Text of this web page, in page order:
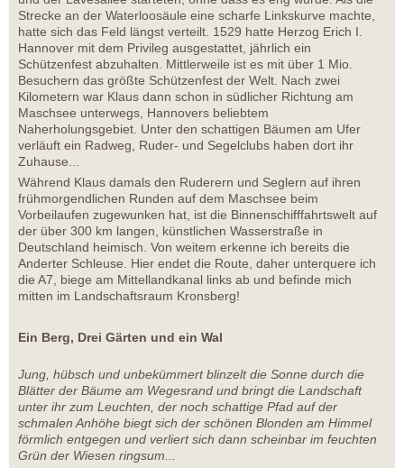
Strecke an der Waterloosäule eine scharfe Linkskurve machte,
hatte sich das Feld längst verteilt. 1529 hatte Herzog Erich I.
Hannover mit dem Privileg ausgestattet, jährlich ein
Schützenfest abzuhalten. Mittlerweile ist es mit über 1 Mio.
Besuchern das größte Schützenfest der Welt. Nach zwei
Kilometern war Klaus dann schon in südlicher Richtung am
Maschsee unterwegs, Hannovers beliebtem
Naherholungsgebiet. Unter den schattigen Bäumen am Ufer
verläuft ein Radweg, Ruder- und Segelclubs haben dort ihr
Zuhause...
Während Klaus damals den Ruderern und Seglern auf ihren
frühmorgendlichen Runden auf dem Maschsee beim
Vorbeilaufen zugewunken hat, ist die Binnenschifffahrtswelt auf
der über 300 km langen, künstlichen Wasserstraße in
Deutschland heimisch. Von weitem erkenne ich bereits die
Anderter Schleuse. Hier endet die Route, daher unterquere ich
die A7, biege am Mittellandkanal links ab und befinde mich
mitten im Landschaftsraum Kronsberg!
Ein Berg, Drei Gärten und ein Wal
Jung, hübsch und unbekümmert blinzelt die Sonne durch die
Blätter der Bäume am Wegesrand und bringt die Landschaft
unter ihr zum Leuchten, der noch schattige Pfad auf der
schmalen Anhöhe biegt sich der schönen Blonden am Himmel
förmlich entgegen und verliert sich dann scheinbar im feuchten
Grün der Wiesen ringsum...